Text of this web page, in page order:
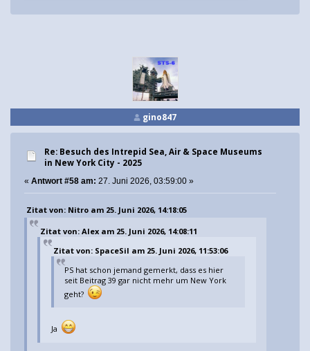
gino847
Re: Besuch des Intrepid Sea, Air & Space Museums
in New York City - 2025
« Antwort #58 am: 27. Juni 2026, 03:59:00 »
Zitat von: Nitro am 25. Juni 2026, 14:18:05
Zitat von: Alex am 25. Juni 2026, 14:08:11
Zitat von: SpaceSil am 25. Juni 2026, 11:53:06
PS hat schon jemand gemerkt, dass es hier
seit Beitrag 39 gar nicht mehr um New York
geht?
Ja